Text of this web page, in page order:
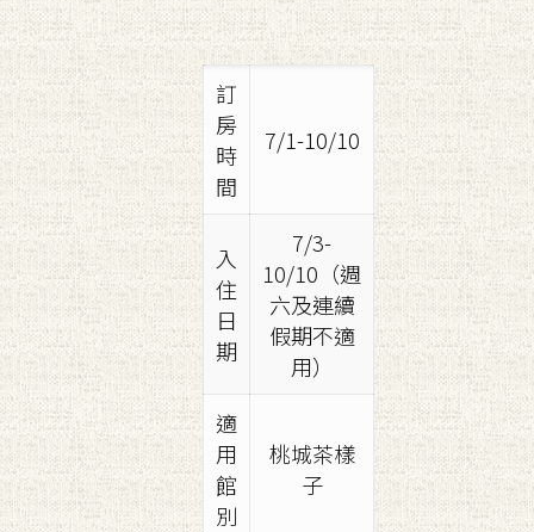
訂
房
時
間
7/1-10/10
入
住
日
期
7/3-
10/10（週
六及連續
假期不適
用）
適
用
館
別
桃城茶樣
子